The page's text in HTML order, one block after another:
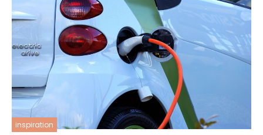
inspiration